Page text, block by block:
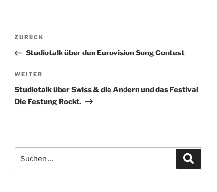
Beitragsnavigation
Vorheriger
Beitrag
ZURÜCK
Studiotalk über den Eurovision Song Contest
Nächster
Beitrag
WEITER
Studiotalk über Swiss & die Andern und das Festival
Die Festung Rockt.
nach: